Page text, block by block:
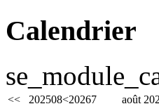
Calendrier
<< 202508<20267 août